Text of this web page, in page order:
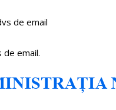
de email
email.